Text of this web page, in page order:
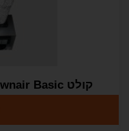
קולט KUPPER KEB9 – Downair Basic שחור